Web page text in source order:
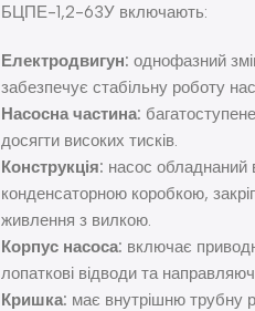
БЦПЕ-1,2-63У включають:
Електродвигун: однофазний
забезпечує стабільну роботу
Насосна частина:
досягти високих тисків.
Конструкція: насос обладнаний
конденсаторною коробкою,
живлення з вилкою.
Корпус насоса: включає
лопаткові відводи та
Кришка: має внутрішню трубну